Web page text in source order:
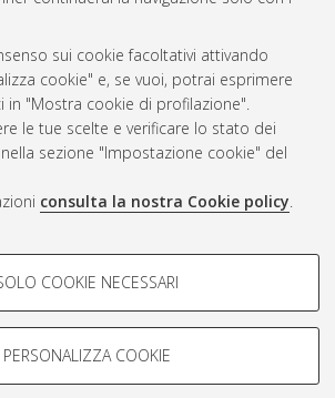
sui cookie facoltativi attivando
cookie" e, se vuoi, potrai esprimere
in "Mostra cookie di profilazione".
le tue scelte e verificare lo stato dei
sezione "Impostazione cookie" del
consulta la nostra Cookie policy.
-
per analizzare le caratteristiche della
creare profili in base al loro comportamento
COOKIE NECESSARI
PERSONALIZZA COOKIE
privacy
del sito